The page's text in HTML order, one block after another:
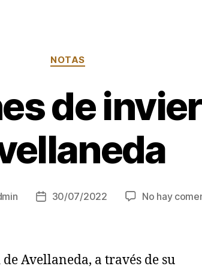
Categorías
NOTAS
de
Fecha30/07/2022 No hay
Avellaneda, a través de su